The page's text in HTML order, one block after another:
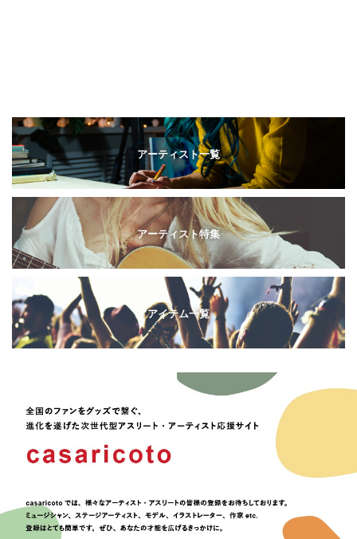
アーティスト一覧
アーティスト特集
アイテム一覧